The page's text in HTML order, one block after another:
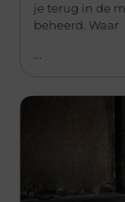
je terug in de
beheerd. Waar
...